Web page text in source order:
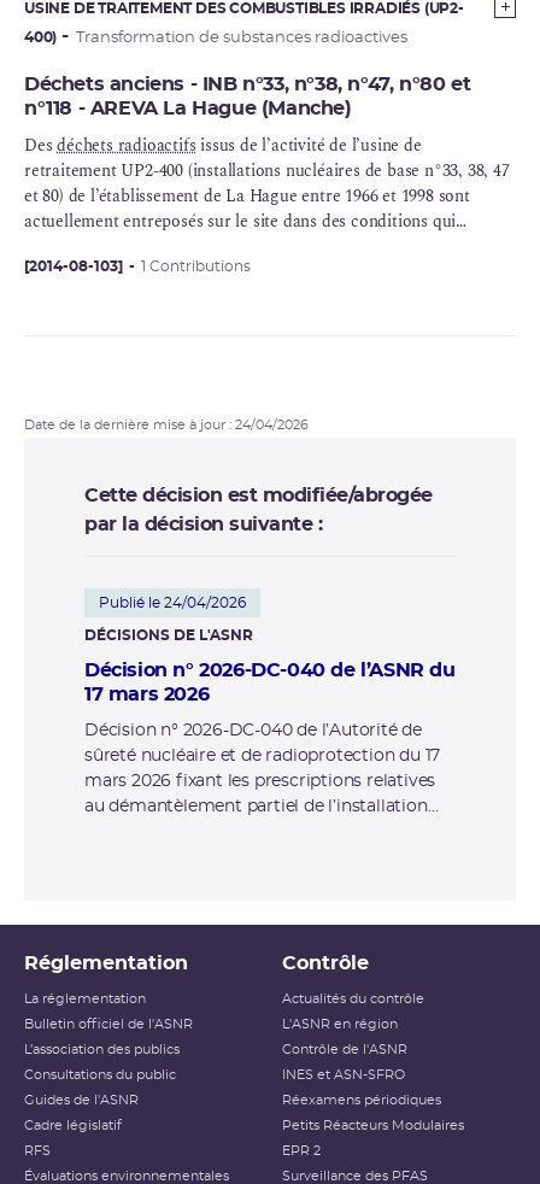
USINE DE TRAITEMENT DES COMBUSTIBLES IRRADIÉS (UP2-
400)
Transformation de substances radioactives
Déchets anciens - INB n°33, n°38, n°47, n°80 et
n°118 - AREVA La Hague (Manche)
Desdéchets radioactifs issus de l’activité de l’usine de
retraitement UP2-400 (installations nucléaires de base n°33, 38, 47
et 80) de l’établissement de La Hague entre 1966 et 1998 sont
actuellement entreposés sur le site dans des conditions qui
encadrer l’ensemble de ces opérations en édictant des
[2014-08-103] 1 Contributions
Date de la dernière mise à jour : 24/04/2026
Cette décision est modifiée/abrogée
par la décision suivante :
Publié le 24/04/2026
DÉCISIONS DE L'ASNR
Décision n° 2026-DC-040 de l’ASNR du
17 mars 2026
Décision n° 2026-DC-040 de l’Autorité de
sûreté nucléaire et de radioprotection du 17
mars 2026 fixant les prescriptions relatives
au démantèlement partiel de l’installation
septembre 2008, n°2010-DC-0190 du 29 juin
Réglementation
La réglementation
Bulletin officiel de l'ASNR
L’association des publics
Consultations du public
Guides de l'ASNR
Cadre législatif
RFS
Évaluations environnementales
Contrôle
Actualités du contrôle
L'ASNR en région
Contrôle de l'ASNR
INES et ASN-SFRO
Réexamens périodiques
Petits Réacteurs Modulaires
EPR 2
Surveillance des PFAS